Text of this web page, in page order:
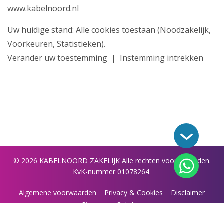
www.kabelnoord.nl
Uw huidige stand: Alle cookies toestaan (Noodzakelijk,
Voorkeuren, Statistieken).
Verander uw toestemming | Instemming intrekken
© 2026 KABELNOORD ZAKELIJKAlle rechten voorbehouden.
KvK-nummer 01078264.
Algemene voorwaarden Privacy & Cookies
Disclaimer
Sitemap
Colofon